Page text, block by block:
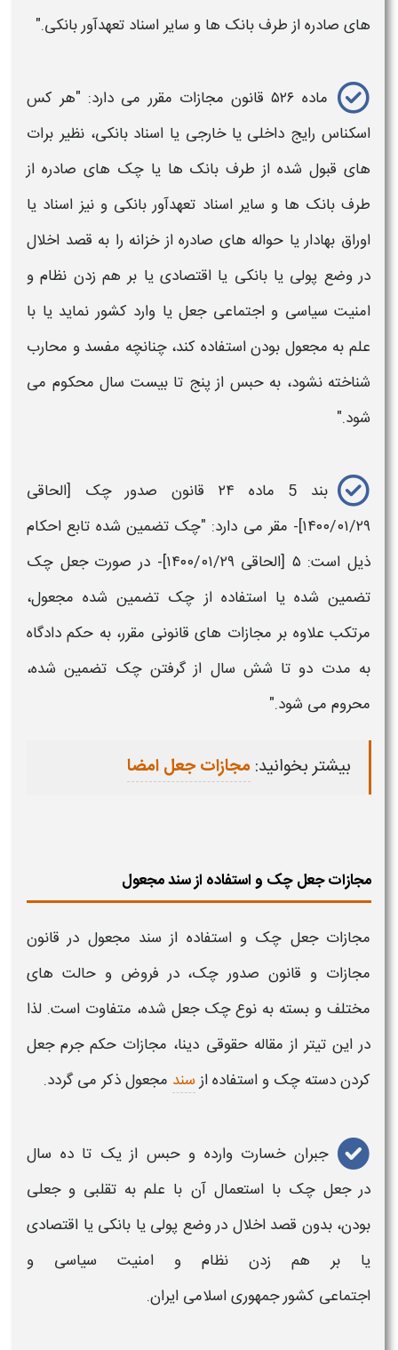
های صادره از طرف بانک ها و سایر اسناد‌ تعهدآور بانکی."
ماده ۵۲۶ قانون مجازات مقرر می دارد: "هر کس
اسکناس رایج داخلی یا خارجی یا اسناد بانکی، نظیر برات‌
های قبول شده از طرف بانک ها یاچک های صادره از
طرف بانک ها و‌ سایر اسناد تعهدآور بانکی و نیز اسناد یا
اوراق بهادار یا حواله‌ های صادره از خزانه را به قصد اخلال
در وضع پولی یا بانکی یا اقتصادی یا بر هم‌ زدن نظام‌ و
امنیت سیاسی و اجتماعی جعل یا وارد کشور نماید یا با
علم به مجعول بودن استفاده کند، چنانچه مفسد و محارب
شناخته نشود، به حبس از پنج تا‌ بیست سال محکوم می‌
شود."
بند 5 ماده ۲۴ قانونصدورچک [الحاقی
۱۴۰۰/۰۱/۲۹]- مقر می دارد: "چک تضمین شده تابع احکام
ذیل است: ۵ [الحاقی ۱۴۰۰/۰۱/۲۹]- در صورت
جعل چک
تضمین شده یا استفاده از چک تضمین شده مجعول،
مرتکب علاوه بر مجازات های قانونی مقرر، به حکم دادگاه
به مدت دو تا شش سال از گرفتنچک تضمین شده،
محروم می‌ شود."
بیشتر بخوانید:مجازات جعل امضا
مجازات جعل چک و استفاده از سند مجعول
مجازات جعل چک و استفاده از سند مجعول در قانون
مجازات و قانون صدور چک،در فروض و حالت های
مختلف و بسته به نوعچک جعل شده، متفاوت است. لذا
در این تیتر از مقاله حقوقی دینا، مجازات حکم جرم جعل
کردن دسته چک​ و استفاده از سند مجعول ذکر می گردد.
جبران خسارت وارده و حبس از یک تا ده سال
درجعل چکبا استعمال آن با علم به تقلبی وجعلی
بودن،بدون قصد اخلال در وضع پولی یا بانکی یا اقتصادی
یا بر هم‌ زدن نظام‌ و امنیت سیاسی و
اجتماعی کشورجمهوری اسلامی ایران.